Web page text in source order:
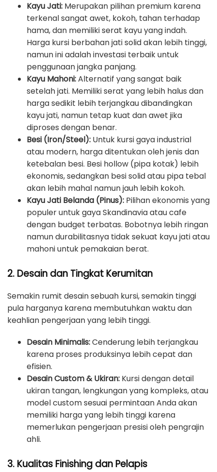
Kayu Jati: Merupakan pilihan premium karena
terkenal sangat awet, kokoh, tahan terhadap
hama, dan memiliki serat kayu yang indah.
Harga kursi berbahan jati solid akan lebih tinggi,
namun ini adalah investasi terbaik untuk
penggunaan jangka panjang.
Kayu Mahoni:Alternatif yang sangat baik
setelah jati. Memiliki serat yang lebih halus dan
harga sedikit lebih terjangkau dibandingkan
kayu jati, namun tetap kuat dan awet jika
diproses dengan benar.
Besi (Iron/Steel): Untuk kursi gaya industrial
atau modern, harga ditentukan oleh jenis dan
ketebalan besi. Besi hollow (pipa kotak) lebih
ekonomis, sedangkan besi solid atau pipa tebal
akan lebih mahal namun jauh lebih kokoh.
Kayu Jati Belanda (Pinus): Pilihan ekonomis yang
populer untuk gaya Skandinavia atau cafe
dengan budget terbatas. Bobotnya lebih ringan
namun durabilitasnya tidak sekuat kayu jati atau
mahoni untuk pemakaian berat.
2. Desain dan Tingkat Kerumitan
Semakin rumit desain sebuah kursi, semakin tinggi
pula harganya karena membutuhkan waktu dan
keahlian pengerjaan yang lebih tinggi.
Desain Minimalis:Cenderung lebih terjangkau
karena proses produksinya lebih cepat dan
efisien.
Desain Custom & Ukiran: Kursi dengan detail
ukiran tangan, lengkungan yang kompleks, atau
model custom sesuai permintaan Anda akan
memiliki harga yang lebih tinggi karena
memerlukan pengerjaan presisi oleh pengrajin
ahli.
3. Kualitas Finishing dan Pelapis